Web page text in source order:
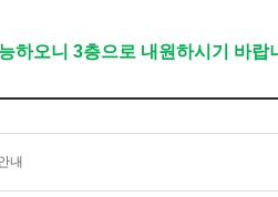
하오니 3층으로 내원하시기 바랍
내